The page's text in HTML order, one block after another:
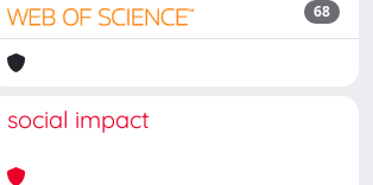
68
social impact